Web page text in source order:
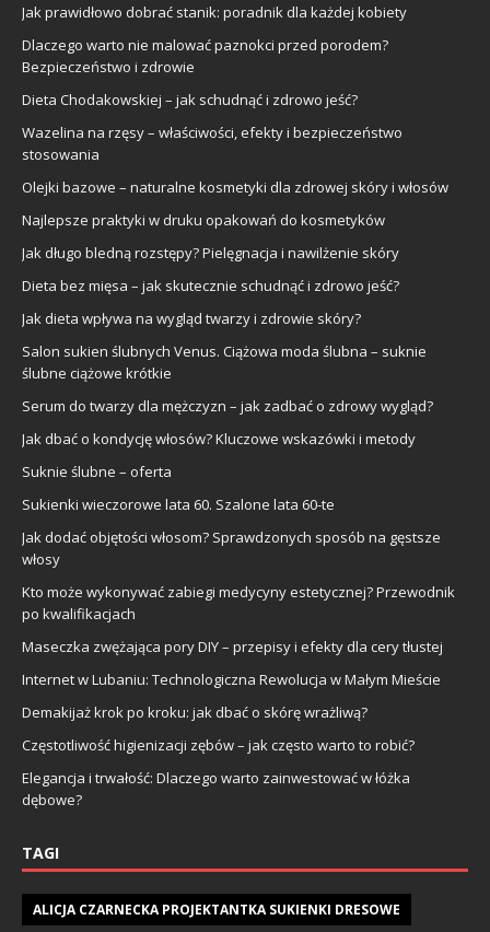
Jak prawidłowo dobrać stanik: poradnik dla każdej kobiety
Dlaczego warto nie malować paznokci przed porodem?
Bezpieczeństwo i zdrowie
Dieta Chodakowskiej – jak schudnąć i zdrowo jeść?
Wazelina na rzęsy – właściwości, efekty i bezpieczeństwo
stosowania
Olejki bazowe – naturalne kosmetyki dla zdrowej skóry i włosów
Najlepsze praktyki w druku opakowań do kosmetyków
Jak długo bledną rozstępy? Pielęgnacja i nawilżenie skóry
Dieta bez mięsa – jak skutecznie schudnąć i zdrowo jeść?
Jak dieta wpływa na wygląd twarzy i zdrowie skóry?
Salon sukien ślubnych Venus. Ciążowa moda ślubna – suknie
ślubne ciążowe krótkie
Serum do twarzy dla mężczyzn – jak zadbać o zdrowy wygląd?
Jak dbać o kondycję włosów? Kluczowe wskazówki i metody
Suknie ślubne – oferta
Sukienki wieczorowe lata 60. Szalone lata 60-te
Jak dodać objętości włosom? Sprawdzonych sposób na gęstsze
włosy
Kto może wykonywać zabiegi medycyny estetycznej? Przewodnik
po kwalifikacjach
Maseczka zwężająca pory DIY – przepisy i efekty dla cery tłustej
Internet w Lubaniu: Technologiczna Rewolucja w Małym Mieście
Demakijaż krok po kroku: jak dbać o skórę wrażliwą?
Częstotliwość higienizacji zębów – jak często warto to robić?
Elegancja i trwałość: Dlaczego warto zainwestować w łóżka
dębowe?
TAGI
ALICJA CZARNECKA PROJEKTANTKA SUKIENKI DRESOWE